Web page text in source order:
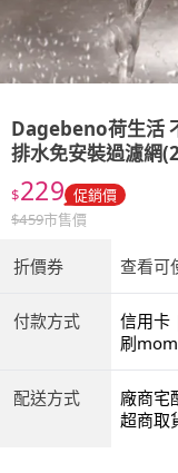
Dagebeno荷生活
排水免安裝過濾網
$229 促銷價
$459市售價
折價券 查看可
付款方式
信用卡
商付款
刷
配送方式
廠商宅
超商取